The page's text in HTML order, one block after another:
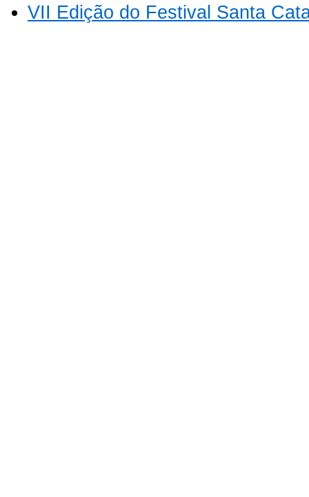
VII Edição do Festival Santa